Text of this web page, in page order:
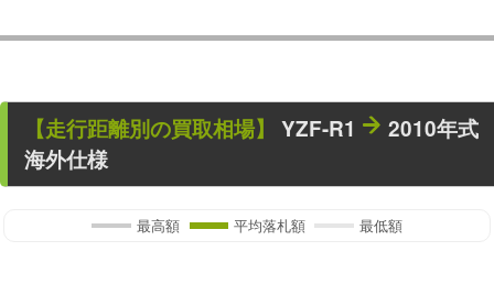
【走行距離別の買取相場】 YZF-R1
2010年式
海外仕様
最高額 平均落札額 最低額